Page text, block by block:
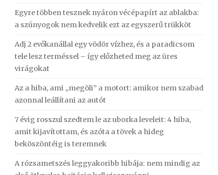
Egyre többen tesznek nyáron vécépapírt az ablakba:
a szúnyogok nem kedvelik ezt az egyszerű trükköt
Adj 2 evőkanállal egy vödör vízhez, és a paradicsom
tele lesz terméssel – így előzheted meg az üres
virágokat
Az a hiba, ami „megöli” a motort: amikor nem szabad
azonnal leállítani az autót
7 évig rosszul szedtem le az uborka leveleit: 4 hiba,
amit kijavítottam, és azóta a tövek a hideg
beköszöntéig is teremnek
A rózsametszés leggyakoribb hibája: nem mindig az